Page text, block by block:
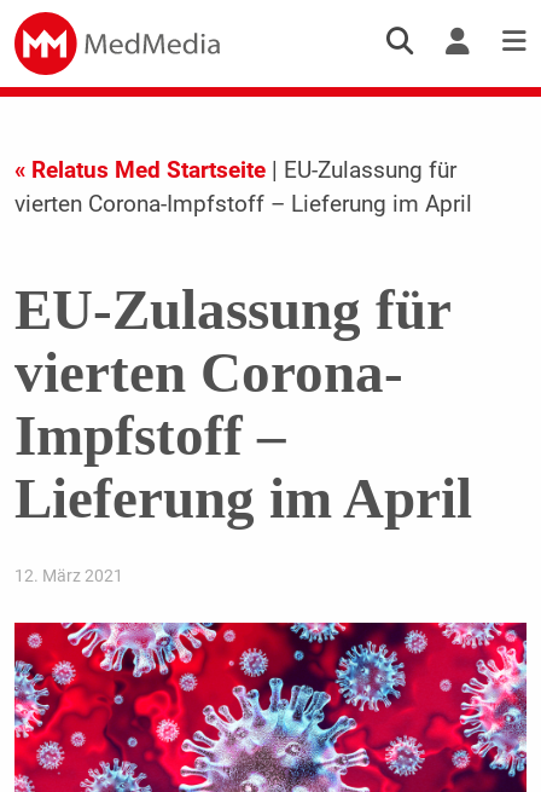
« Relatus Med Startseite| EU-Zulassung für
vierten Corona-Impfstoff – Lieferung im April
EU-Zulassung für
vierten Corona-
Impfstoff –
Lieferung im April
12. März 2021